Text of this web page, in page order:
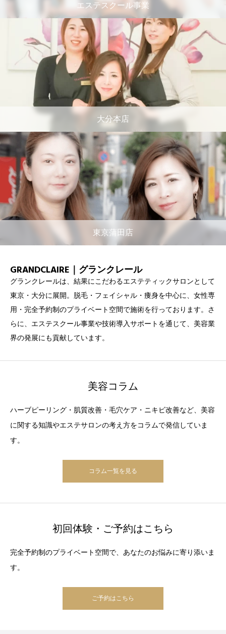
エステスクール事業
大分本店
東京蒲田店
GRANDCLAIRE｜グランクレール
グランクレールは、結果にこだわるエステティックサロンとして
東京・大分に展開。脱毛・フェイシャル・痩身を中心に、女性専
用・完全予約制のプライベート空間で施術を行っております。さ
らに、エステスクール事業や技術導入サポートを通じて、美容業
界の発展にも貢献しています。
美容コラム
ハーブピーリング・肌質改善・毛穴ケア・ニキビ改善など、美容
に関する知識やエステサロンの考え方をコラムで発信していま
す。
コラム一覧を見る
初回体験・ご予約はこちら
完全予約制のプライベート空間で、あなたのお悩みに寄り添いま
す。
ご予約はこちら